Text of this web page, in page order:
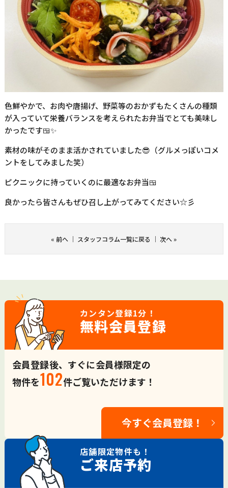
色鮮やかで、お肉や唐揚げ、野菜等のおかずもたくさんの種類
が入っていて栄養バランスを考えられたお弁当でとても美味し
かったです🍱✨
素材の味がそのまま活かされていました😎（グルメっぽいコメ
ントをしてみました笑）
ピクニックに持っていくのに最適なお弁当🍱
良かったら皆さんもぜひ召し上がってみてください☆彡
« 前へ ｜ スタッフコラム一覧に戻る ｜次へ»
カンタン登録1分！
無料会員登録
会員登録後、すぐに会員様限定の
物件を102件ご覧いただけます！
今すぐ会員登録！
店舗限定物件も！
ご来店予約